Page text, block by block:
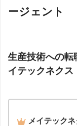
ージェント
生産技術への転
イテックネクス
メイテックネ